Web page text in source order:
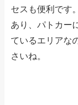
セスも便利です
あり、パトカー
ているエリアな
さいね。